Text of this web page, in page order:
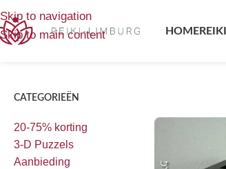
Skip to navigation
Skip to main content
HOMEREIKI
CATEGORIEËN
20-75% korting
3-D Puzzels
Aanbieding